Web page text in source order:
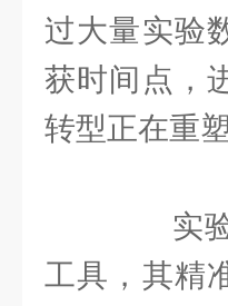
过大量实验
获时间点，
转型正在重
实验
工具，其精